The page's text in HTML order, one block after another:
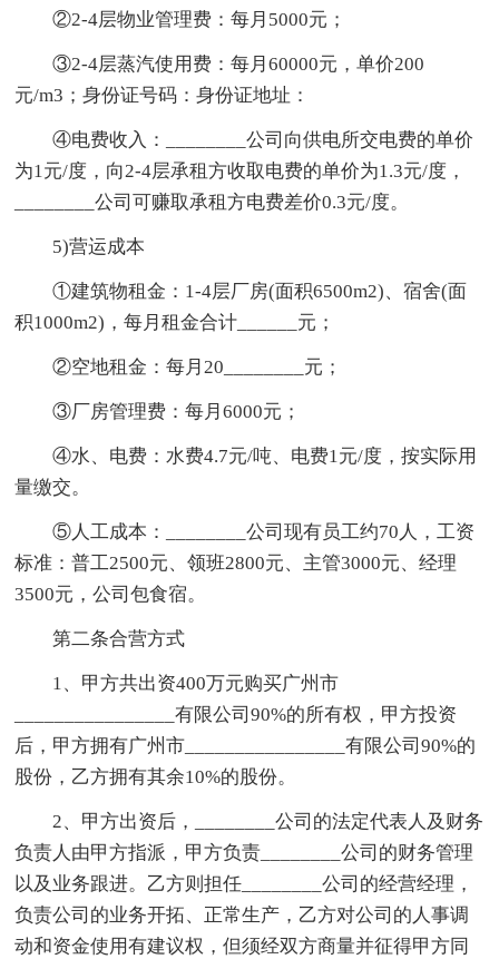
②2-4层物业管理费：每月5000元；
③2-4层蒸汽使用费：每月60000元，单价200
元/m3；身份证号码：身份证地址：
④电费收入：________公司向供电所交电费的单价
为1元/度，向2-4层承租方收取电费的单价为1.3元/度，
________公司可赚取承租方电费差价0.3元/度。
5)营运成本
①建筑物租金：1-4层厂房(面积6500m2)、宿舍(面
积1000m2)，每月租金合计______元；
②空地租金：每月20________元；
③厂房管理费：每月6000元；
④水、电费：水费4.7元/吨、电费1元/度，按实际用
量缴交。
⑤人工成本：________公司现有员工约70人，工资
标准：普工2500元、领班2800元、主管3000元、经理
3500元，公司包食宿。
第二条合营方式
1、甲方共出资400万元购买广州市
________________有限公司90%的所有权，甲方投资
后，甲方拥有广州市________________有限公司90%的
股份，乙方拥有其余10%的股份。
2、甲方出资后，________公司的法定代表人及财务
负责人由甲方指派，甲方负责________公司的财务管理
以及业务跟进。乙方则担任________公司的经营经理，
负责公司的业务开拓、正常生产，乙方对公司的人事调
动和资金使用有建议权，但须经双方商量并征得甲方同